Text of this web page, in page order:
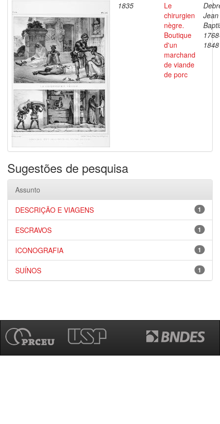
1835
Le
chirurgien
nègre.
Boutique
d'un
marchand
de viande
de porc
Jean
1848
Sugestões de pesquisa
Assunto
1
DESCRIÇÃO E VIAGENS
1
ESCRAVOS
1
ICONOGRAFIA
1
SUÍNOS